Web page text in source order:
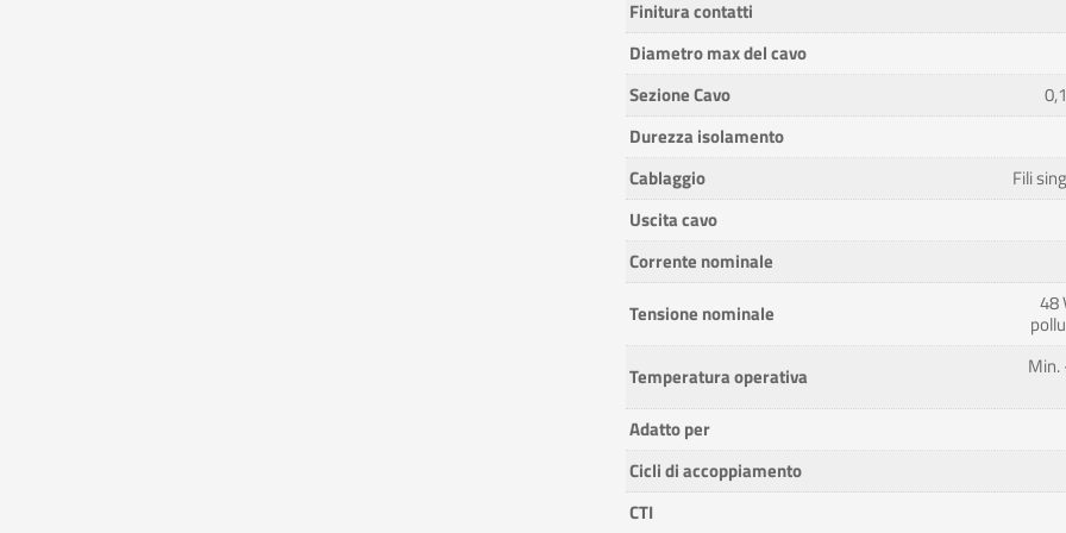
Finitura contatti
Diametro max del cavo
Sezione Cavo
Durezza isolamento
Cablaggio
Fili
Uscita cavo
Corrente nominale
Tensione nominale
48
Temperatura operativa
Min.
Adatto per
Cicli di accoppiamento
CTI